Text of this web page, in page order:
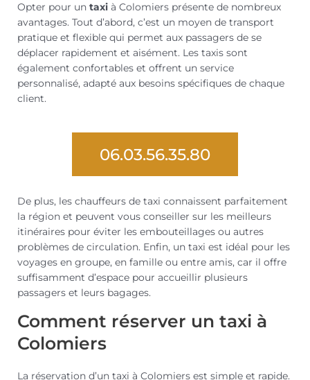
Opter pour un taxi à Colomiers présente de nombreux
avantages. Tout d’abord, c’est un moyen de transport
pratique et flexible qui permet aux passagers de se
déplacer rapidement et aisément. Les taxis sont
également confortables et offrent un service
personnalisé, adapté aux besoins spécifiques de chaque
client.
06.03.56.35.80
De plus, les chauffeurs de taxi connaissent parfaitement
la région et peuvent vous conseiller sur les meilleurs
itinéraires pour éviter les embouteillages ou autres
problèmes de circulation. Enfin, un taxi est idéal pour les
voyages en groupe, en famille ou entre amis, car il offre
suffisamment d’espace pour accueillir plusieurs
passagers et leurs bagages.
Comment réserver un taxi à
Colomiers
La réservation d’un taxi à Colomiers est simple et rapide.